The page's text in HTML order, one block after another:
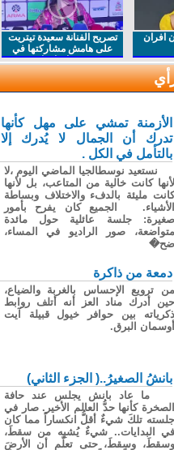
افران
تصريح الفنانة سعيدة تيتريت
على هامش مشاركتها في
مهرجان افران
الأزمنة تمشي على مهل كأنها
تدرك أن الجمال لا يُدرك إلا
بالتأمل في الكل .
نستعيد نوسطالجيا الماضي اليوم ،لا
لأنها كانت خالية من المتاعب، بل لأنها
كانت مليئة بالدفء والاختلاف وبساطة
الأشياء. الجميع كان يفرح بأمور
صغيرة: جلسة عائلية حول مائدة
متواضعة، صور الراديو في المساء،
ضح�
دمعة من ذاكرة
من ترويع الإحساس بالغربة والضياع،
حين أدرك مناد العز أنه أتلف روابط
ذكرياته بين حوافر خيول قبيلة آيت
أوسمان البرق.
بانشُ الصغيرُ..( الجزء الثاني)
ما عاد بانش يجلس عند حافة
الصخرة كأنها حدُّ العالم الأخير. صار في
جلسته تلكَ شيءٌ أقلُّ انكساراً مما كان
في البدايات.. شيءٌ يُشبِه من سقطَ،
وسقطَ، وسقطَ، حتى تعلّم أن الأرضَ